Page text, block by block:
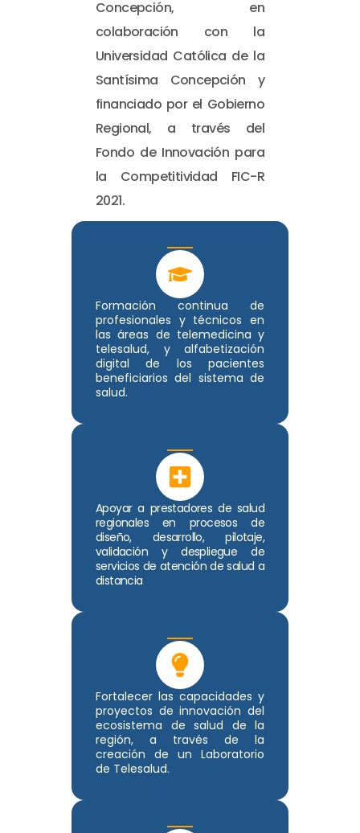
Formación continua de
profesionales y técnicos en
las áreas de telemedicina y
telesalud, y alfabetización
digital de los pacientes
beneficiarios del sistema de
salud.
Apoyar a prestadores de salud
regionales en procesos de
diseño, desarrollo, pilotaje,
validación y despliegue de
servicios de atención de salud a
distancia
Fortalecer las capacidades y
proyectos de innovación del
ecosistema de salud de la
región, a través de la
creación de un Laboratorio
de Telesalud.
Concepción, en
colaboración con la
Universidad Católica de la
Santísima Concepción y
financiado por el Gobierno
Regional, a través del
Fondo de Innovación para
la Competitividad FIC-R
2021.